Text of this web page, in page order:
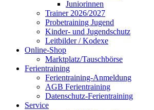
Juniorinnen
Trainer 2026/2027
Probetraining Jugend
Kinder- und Jugendschutz
Leitbilder / Kodexe
Online-Shop
Marktplatz/Tauschbörse
Ferientraining
Ferientraining-Anmeldung
AGB Ferientraining
Datenschutz-Ferientraining
Service